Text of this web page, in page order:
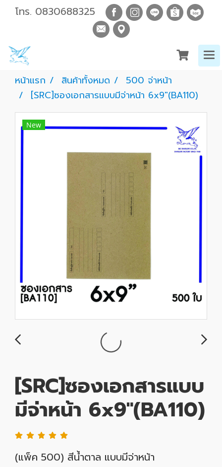
โทร. 0830688325
หน้าแรก สินค้าทั้งหมด
500 จ่าหน้า
[SRC]ซองเอกสารแบบมีจ่าหน้า 6x9"(BA110)
New
[SRC]ซองเอกสารแบบ
มีจ่าหน้า 6x9"(BA110)
(แพ็ค 500) สีน้ำตาล แบบมีจ่าหน้า